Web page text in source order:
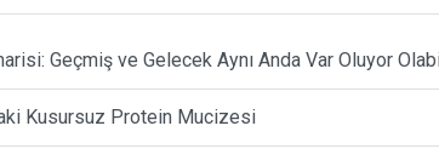
Geçmiş ve Gelecek Aynı Anda Var Oluyor
Kusursuz Protein Mucizesi